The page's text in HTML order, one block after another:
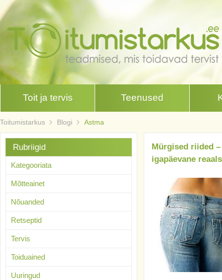
Toit ja tervis Teenused
Toitumistarkus Blogi Astma
Mürgised riided
igapäevane
Rubriigid
Kategooriata
Mõtteainet
Nõuanded
Retseptid
Tervis
Toiduained
Uuringud